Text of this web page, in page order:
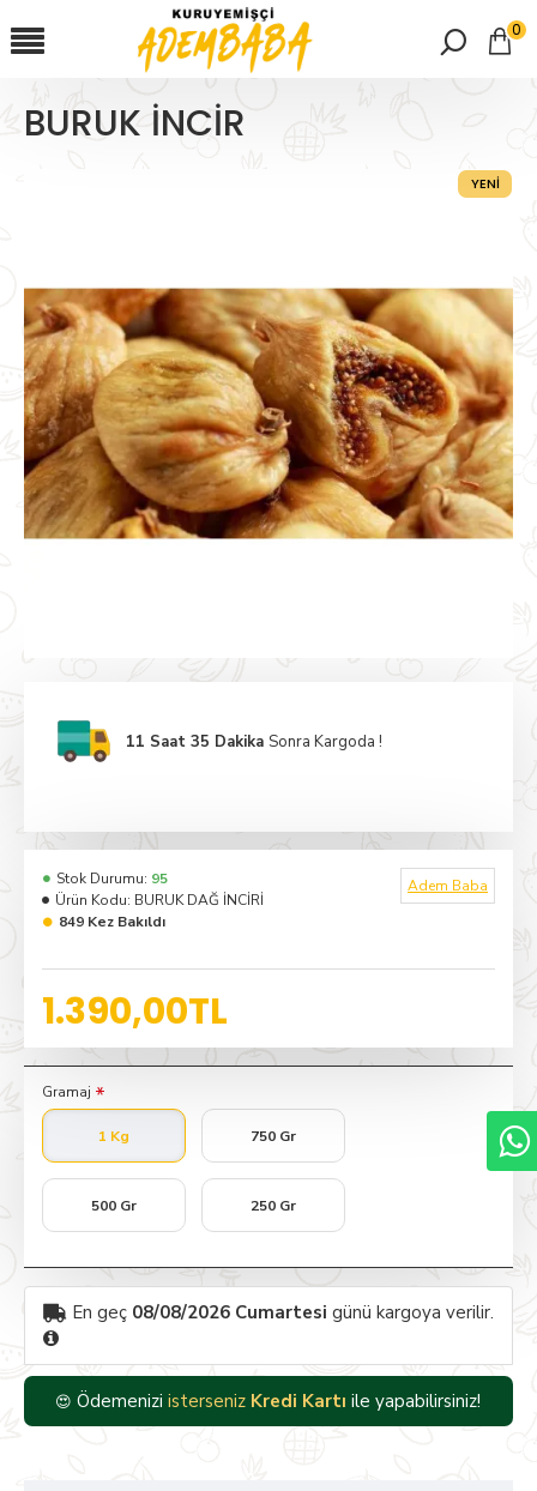
0
BURUK İNCİR
YENI
11 Saat 35 Dakika Sonra Kargoda !
1.390,00TL
Stok Durumu: 95
Ürün Kodu: BURUK DAĞ İNCİRİ
Adem Baba
849 Kez Bakıldı
Gramaj
1 Kg 750 Gr
500 Gr 250 Gr
En geç 08/08/2026 Cumartesi günü kargoya verilir.
😍 Ödemeniziisterseniz Kredi Kartı ile yapabilirsiniz!